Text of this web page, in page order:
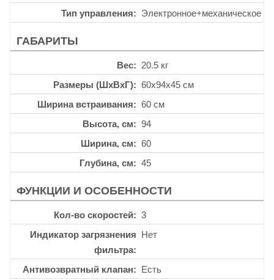
Тип управления
Электронное+механическое
ГАБАРИТЫ
Вес
20.5 кг
Размеры (ШхВхГ)
60x94x45 см
Ширина встраивания
60 см
Высота, см
94
Ширина, см
60
Глубина, см
45
ФУНКЦИИ И ОСОБЕННОСТИ
Кол-во скоростей
3
Индикатор загрязнения
фильтра
Нет
Антивозвратный клапан
Есть